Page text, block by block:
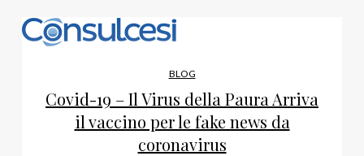
BLOG
Covid-19 – Il Virus della Paura Arriva
il vaccino per le fake news da
coronavirus